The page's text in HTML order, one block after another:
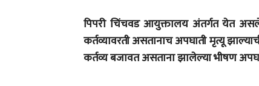
पिपरी चिंचवड आयुक्तालय अंतर्गत येत
कर्तव्यावरती असतानाच अपघाती मृत्यू
कर्तव्य बजावत असताना झालेल्या भीषण